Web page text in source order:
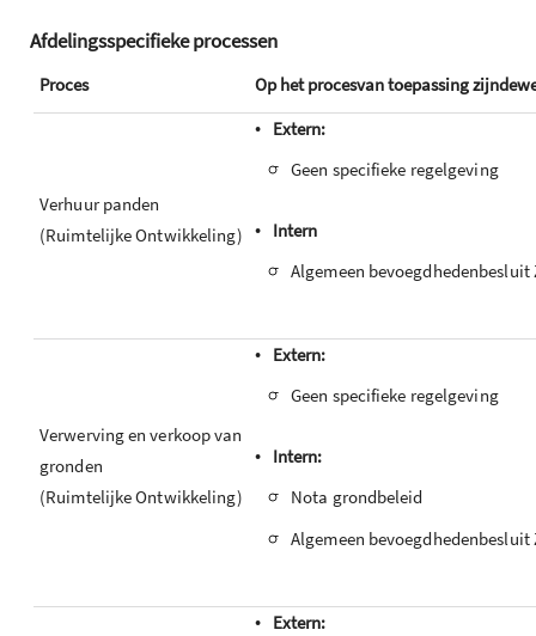
Afdelingsspecifieke processen
Proces Op het procesvan toepassing
Verhuur panden
(Ruimtelijke Ontwikkeling)
• Extern:
- Geen specifieke regelgeving
• Intern
- Algemeen bevoegdhedenbesluit
Verwerving en verkoop van
gronden
(Ruimtelijke Ontwikkeling)
• Extern:
- Geen specifieke regelgeving
• Intern:
- Nota grondbeleid
- Algemeen bevoegdhedenbesluit
• Extern: